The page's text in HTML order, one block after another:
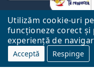
Utilizăm cookie-uri
funcționeze corect și
experiență de
Acceptă Respinge
Către